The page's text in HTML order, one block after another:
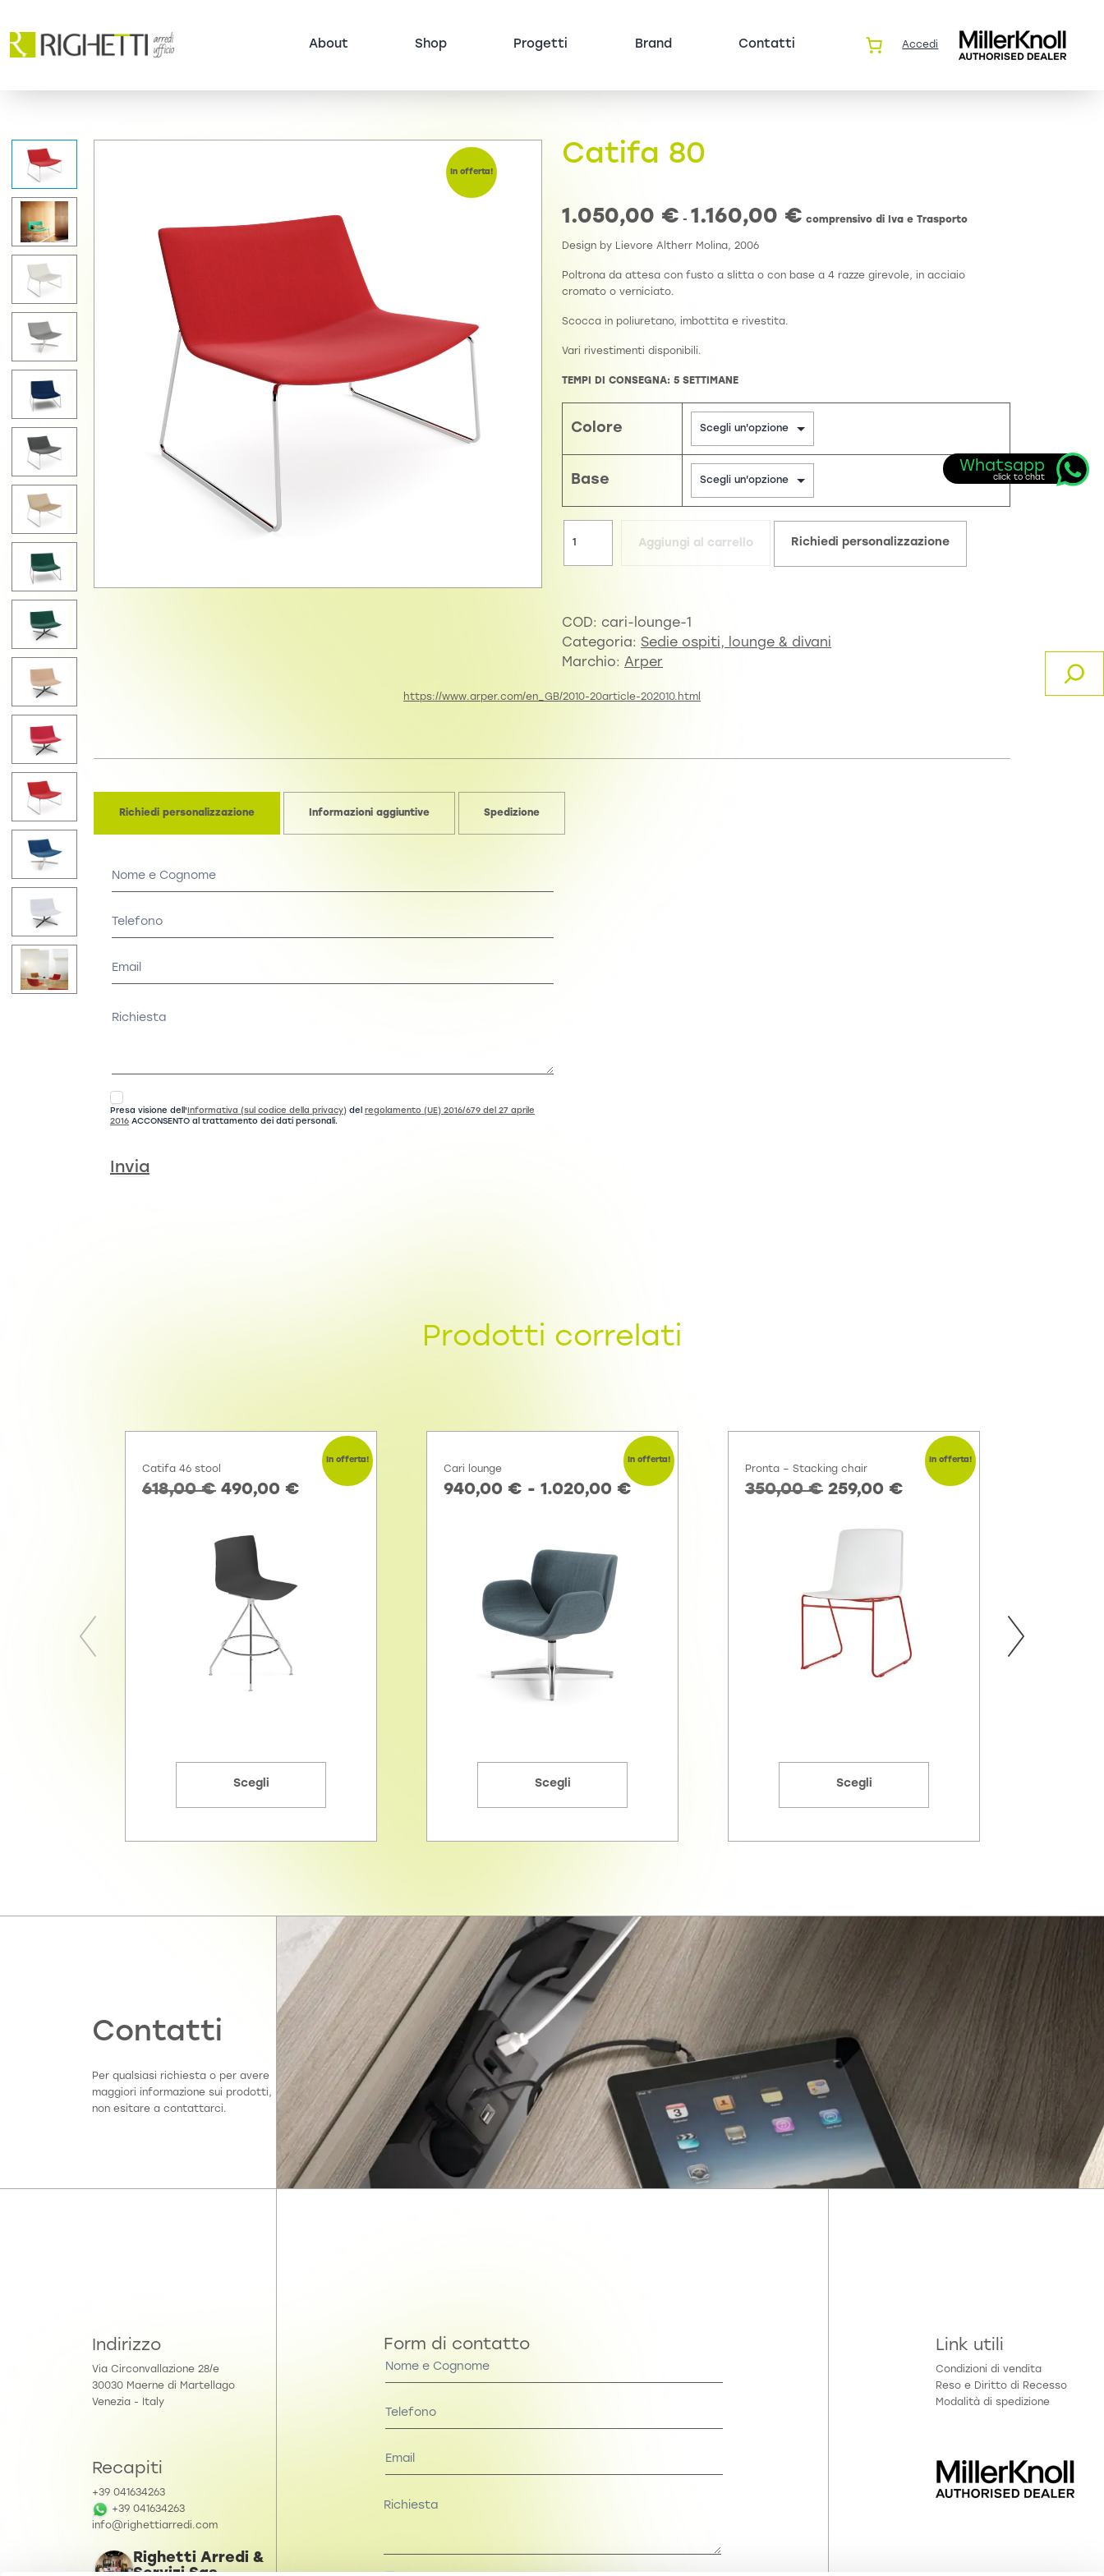
About Shop Progetti Brand Contatti Accedi
In offerta!
Catifa 80
1.050,00 € - 1.160,00 € comprensivo di Iva e Trasporto
Design by Lievore Altherr Molina, 2006
Poltrona da attesa con fusto a slitta o con base a 4 razze girevole, in acciaio
cromato o verniciato.
Scocca in poliuretano, imbottita e rivestita.
Vari rivestimenti disponibili.
TEMPI DI CONSEGNA: 5 SETTIMANE
Colore
Base
Aggiungi al carrello Richiedi personalizzazione
COD: cari-lounge-1
Categoria: Sedie ospiti, lounge & divani
Marchio: Arper
https://www.arper.com/en_GB/2010-20article-202010.html
Richiedi personalizzazione Informazioni aggiuntive Spedizione
Personalizzazione
Presa visione dell' Informativa (sul codice della privacy) del regolamento (UE) 2016/679 del 27 aprile
2016 ACCONSENTO al trattamento dei dati personali.
Invia
Prodotti correlati
Catifa 46 stool
618,00€ 490,00 €
In offerta!
Scegli
Cari lounge
940,00 € - 1.020,00 €
In offerta!
Scegli
Pronta – Stacking chair
350,00€ 259,00 €
In offerta!
Scegli
Contatti
Per qualsiasi richiesta o per avere
maggiori informazione sui prodotti,
non esitare a contattarci.
Indirizzo
Via Circonvallazione 28/e
30030 Maerne di Martellago
Venezia - Italy
Recapiti
+39 041634263
+39 041634263
info@righettiarredi.com
Righetti Arredi &
Form di contatto
Contact
Link utili
Condizioni di vendita
Reso e Diritto di Recesso
Modalità di spedizione